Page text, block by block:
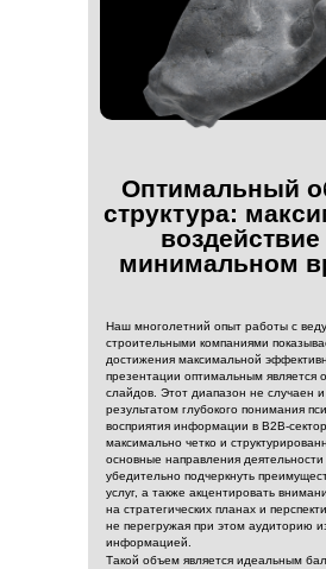
Наш многолетний опыт работы с
строительными компаниями
достижения максимальной
презентации оптимальным является
слайдов. Этот диапазон не случаен и
результатом глубокого понимания
восприятия информации в B2B-
максимально четко и
основные направления
убедительно подчеркнуть
услуг, а также акцентировать
на стратегических планах и
не перегружая при этом аудиторию
информацией.
Такой объем является идеальным
Оптимальный
структура:
минимальном